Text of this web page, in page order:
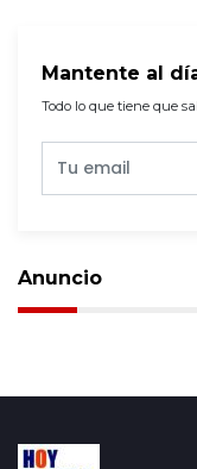
Mantente al
Todo lo que tiene que
Anuncio